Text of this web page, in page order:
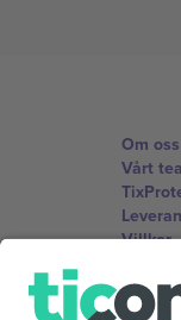
Om oss
Vårt
Villkor